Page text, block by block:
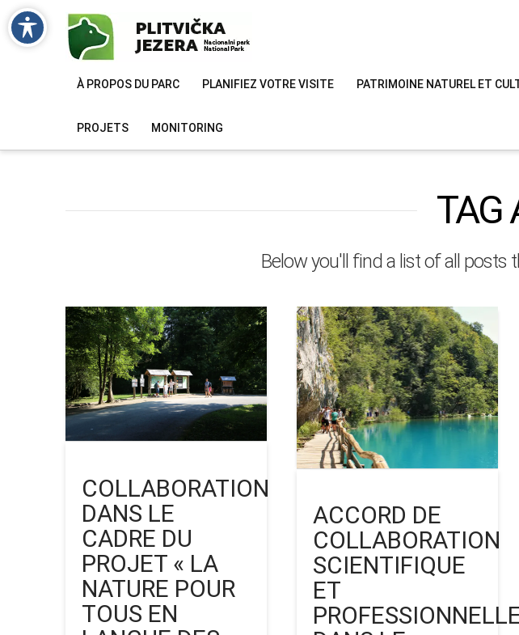
À PROPOS DU PARC PLANIFIEZ VOTRE VISITE PATRIMOINE NATUREL ET
PROJETS MONITORING
TAG
Below you'll find a list of all posts
COLLABORATION
DANS LE
CADRE DU
PROJET « LA
NATURE POUR
TOUS EN
ACCORD DE
COLLABORATION
SCIENTIFIQUE
ET